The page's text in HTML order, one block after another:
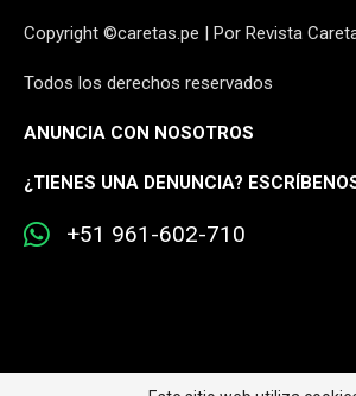
Copyright ©caretas.pe | Por Revista
Todos los derechos reservados
ANUNCIA CON NOSOTROS
¿TIENES UNA DENUNCIA?
+51 961-602-710